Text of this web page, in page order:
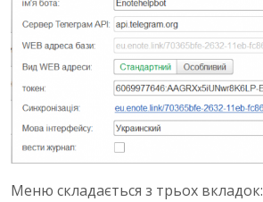
Меню складається з трьох вкладок: